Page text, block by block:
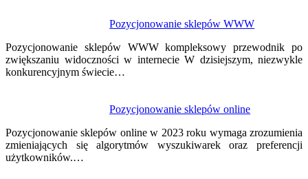
Pozycjonowanie sklepów WWW
Pozycjonowanie sklepów WWW kompleksowy przewodnik po
zwiększaniu widoczności w internecie W dzisiejszym, niezwykle
konkurencyjnym świecie…
Pozycjonowanie sklepów online
Pozycjonowanie sklepów online w 2023 roku wymaga zrozumienia
zmieniających się algorytmów wyszukiwarek oraz preferencji
użytkowników.…